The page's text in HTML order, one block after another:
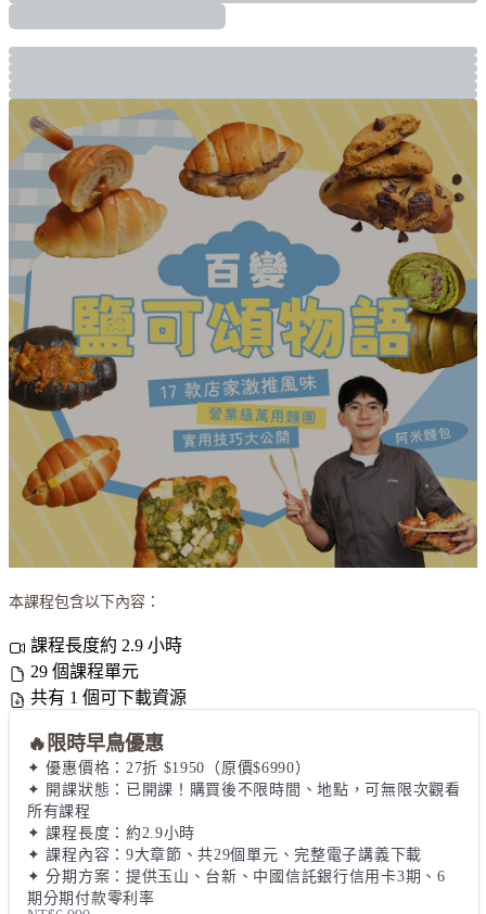
本課程包含以下內容：
課程長度約 2.9 小時
29 個課程單元
共有 1 個可下載資源
🔥限時早鳥優惠
✦ 優惠價格：27折 $1950（原價$6990）
✦ 開課狀態：已開課！購買後不限時間、地點，可無限次觀看
所有課程
✦ 課程長度：約2.9小時
✦ 課程內容：9大章節、共29個單元、完整電子講義下載
✦ 分期方案：提供玉山、台新、中國信託銀行信用卡3期、6
期分期付款零利率